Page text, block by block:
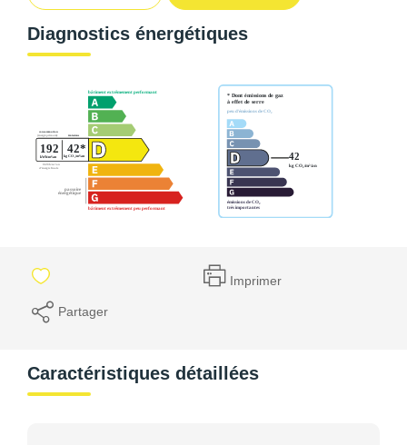
Diagnostics énergétiques
Imprimer
Partager
Caractéristiques détaillées